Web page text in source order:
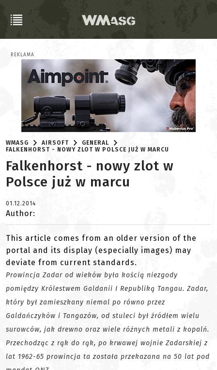
REKLAMA
WMASG AIRSOFT
GENERAL
FALKENHORST - NOWY ZLOT W POLSCE JUŻ W MARCU
Falkenhorst - nowy zlot w
Polsce już w marcu
01.12.2014
Author:
This article comes from an older version of the
portal and its display (especially images) may
deviate from current standards.
Prowincja Zadar od wieków była kością niezgody
pomiędzy Królestwem Galdanii I Republiką Tangau. Zadar,
który był zamieszkany niemal po równo przez
Galdańczyków i Tangazów, od stuleci był źródłem wielu
surowców, jak drewno oraz wiele różnych metali z kopalń.
Przechodząc z rąk do rąk, po krwawej wojnie Zadarskiej z
lat 1962-65 prowincja ta została przekazana na 50 lat pod